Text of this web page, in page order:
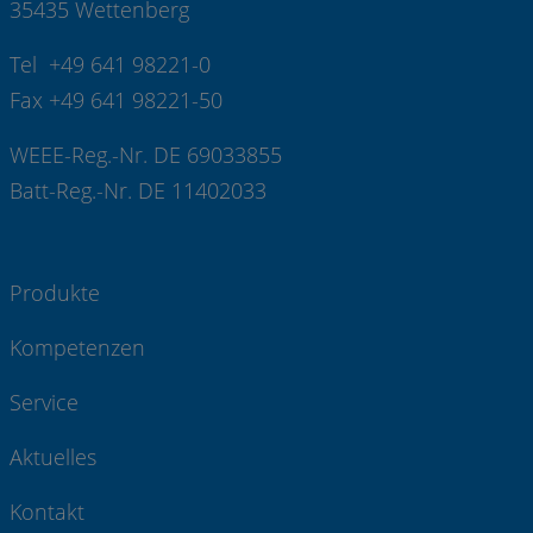
35435 Wettenberg
Tel +49 641 98221-0
Fax +49 641 98221-50
WEEE-Reg.-Nr. DE 69033855
Batt-Reg.-Nr. DE 11402033
Produkte
Kompetenzen
Service
Aktuelles
Kontakt